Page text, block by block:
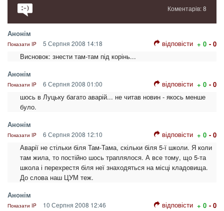
Коментарів: 8
Анонім
Показати IP 5 Серпня 2008 14:18 відповісти + 0 - 0
Висновок: знести там-там під корінь...
Анонім
Показати IP 6 Серпня 2008 01:00 відповісти + 0 - 0
шось в Луцьку багато аварій... не читав новин - якось менше
було.
Анонім
Показати IP 6 Серпня 2008 12:10 відповісти + 0 - 0
Аварії не стільки біля Там-Тама, скільки біля 5-ї школи. Я коли
там жила, то постійно шось траплялося. А все тому, що 5-та
школа і перехрестя біля неї знаходяться на місці кладовища.
До слова наш ЦУМ теж.
Анонім
Показати IP 10 Серпня 2008 12:46 відповісти + 0 - 0